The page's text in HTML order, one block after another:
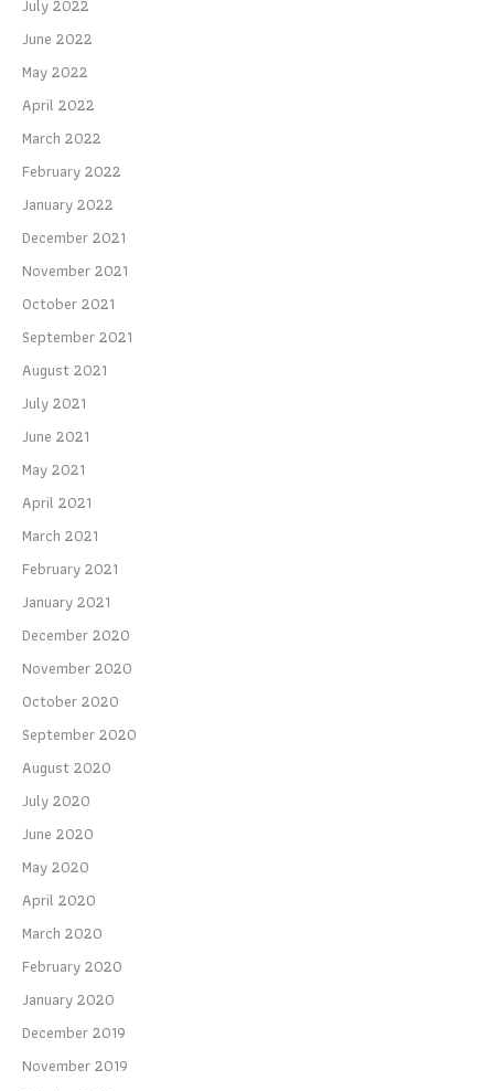
July 2022
June 2022
May 2022
April 2022
March 2022
February 2022
January 2022
December 2021
November 2021
October 2021
September 2021
August 2021
July 2021
June 2021
May 2021
April 2021
March 2021
February 2021
January 2021
December 2020
November 2020
October 2020
September 2020
August 2020
July 2020
June 2020
May 2020
April 2020
March 2020
February 2020
January 2020
December 2019
November 2019